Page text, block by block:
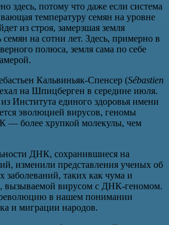
здесь, потому что даже если система
температуру семян на уровне
из строя, замерзшая земля
семян на сотни лет. Здесь, примерно в
полюса, земля сама по себе
Кальвиньяк-Спенсер (Sébastien
на Шпицберген в середине июля.
Института единого здоровья имени
эволюцией вирусов, геномы
— более хрупкой молекулы, чем
ДНК, сохранившиеся на
изменили представления ученых об
заболеваний, таких как чума и
вызываемой вирусом с ДНК-геномом.
в нашем понимании
и миграции народов.